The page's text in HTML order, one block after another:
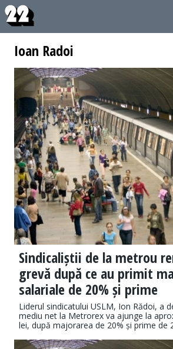
Ioan Radoi
Sindicaliștii de la metrou
grevă după ce au primit
salariale de 20% și prime
Liderul sindicatului USLM, Ion Rădoi, a
mediu net la Metrorex va ajunge la
lei, după majorarea de 20% și prime de